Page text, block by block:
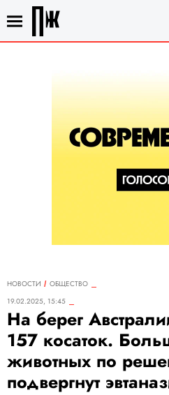
НОВОСТИ
ОБЩЕСТВО
19.02.2025, 15:45
На берег
157 косаток.
животных по
подвергнут